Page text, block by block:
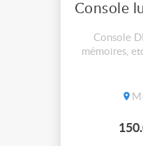
Console
mémoires,